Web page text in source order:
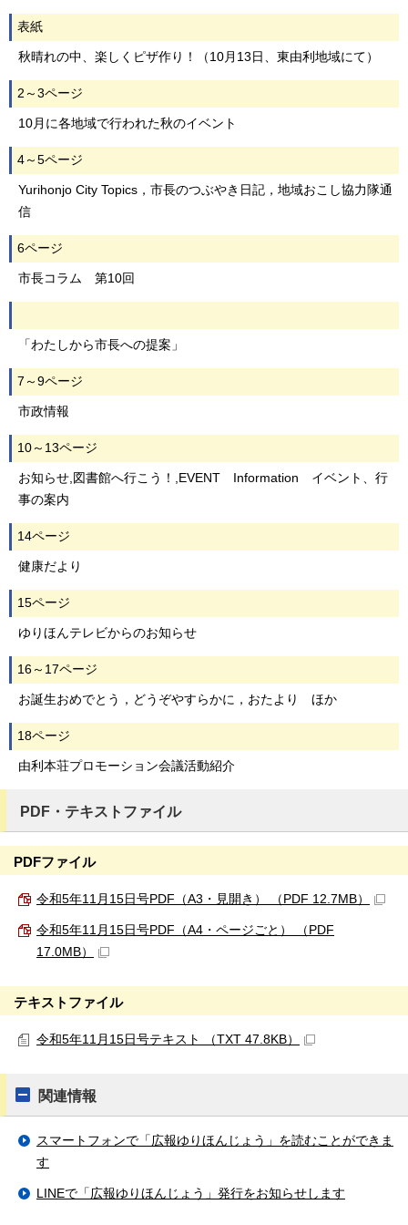
表紙
秋晴れの中、楽しくピザ作り！（10月13日、東由利地域にて）
2～3ページ
10月に各地域で行われた秋のイベント
4～5ページ
Yurihonjo City Topics，市長のつぶやき日記，地域おこし協力隊通
信
6ページ
市長コラム 第10回
「わたしから市長への提案」
7～9ページ
市政情報
10～13ページ
お知らせ,図書館へ行こう！,EVENT Information イベント、行
事の案内
14ページ
健康だより
15ページ
ゆりほんテレビからのお知らせ
16～17ページ
お誕生おめでとう，どうぞやすらかに，おたより ほか
18ページ
由利本荘プロモーション会議活動紹介
PDF・テキストファイル
PDFファイル
令和5年11月15日号PDF（A3・見開き） （PDF 12.7MB）
令和5年11月15日号PDF（A4・ページごと） （PDF
17.0MB）
テキストファイル
令和5年11月15日号テキスト （TXT 47.8KB）
関連情報
スマートフォンで「広報ゆりほんじょう」を読むことができま
す
LINEで「広報ゆりほんじょう」発行をお知らせします